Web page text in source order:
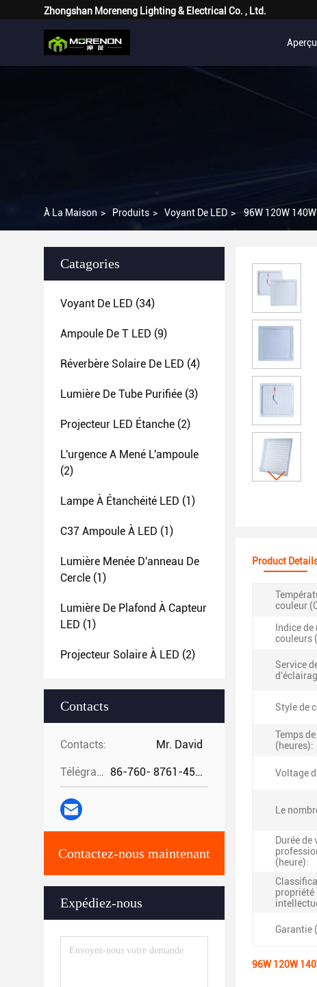
Zhongshan Moreneng Lighting & Electrical Co. , Ltd.
Aperçu
À La Maison > Produits > Voyant De LED > 96W 120W
Catagories
Voyant De LED (34)
Ampoule De T LED (9)
Réverbère Solaire De LED (4)
Lumière De Tube Purifiée (3)
Projecteur LED Étanche (2)
L'urgence A Mené L'ampoule
(2)
Lampe À Étanchéité LED (1)
C37 Ampoule À LED (1)
Lumière Menée D'anneau De
Cercle (1)
Lumière De Plafond À Capteur
LED (1)
Projecteur Solaire À LED (2)
Contacts
Contacts: Mr. David
Télégramme: 86-760- 8761-4582
Contactez-nous maintenant
Expédiez-nous
Product
couleur
Indice
couleurs
Service
Style de
Temps
(heures):
Voltage
Le
Durée de
(heure):
propriété
Garantie
96W 120W